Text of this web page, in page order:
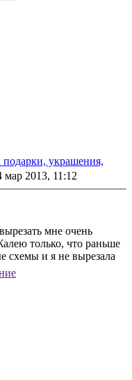
подарки, украшения,
мар 2013, 11:12
мне очень
только, что раньше
схемы и я не вырезала